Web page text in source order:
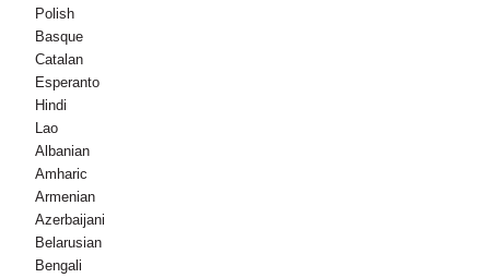
Polish
Basque
Catalan
Esperanto
Hindi
Lao
Albanian
Amharic
Armenian
Azerbaijani
Belarusian
Bengali